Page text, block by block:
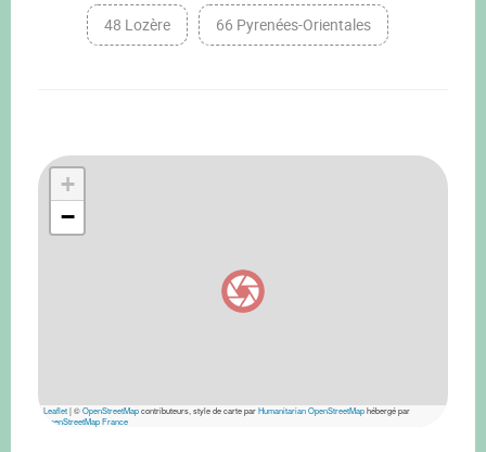
48 Lozère 66 Pyrenées-Orientales
+
−
Leaflet|©OpenStreetMapcontributeurs, style de carte parHumanitarian OpenStreetMaphébergé par
OpenStreetMap France